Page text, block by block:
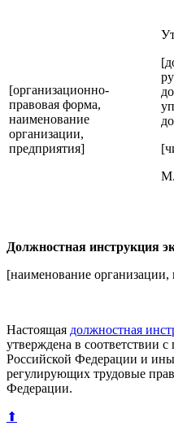
[организационно-
правовая форма,
наименование
организации,
предприятия]
Должностная инструкция
[наименование организации,
Настоящая должностная
утверждена в соответствии
Российской Федерации и
регулирующих трудовые
Федерации.
⬆